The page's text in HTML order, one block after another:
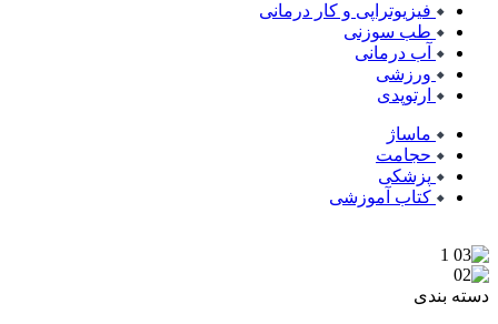
فیزیوتراپی و کار درمانی
طب سوزنی
آب درمانی
ورزشی
ارتوپدی
ماساژ
حجامت
پزشکی
کتاب آموزشی
دسته بندی